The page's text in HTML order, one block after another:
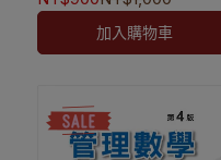
⚠️電子書產品僅限台灣境內
使用，海外IP無法註冊成功
加入購物車